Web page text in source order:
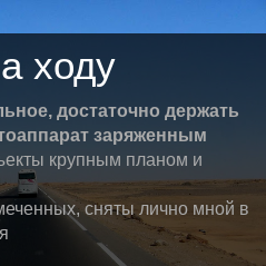
ходу
достаточно держать
заряженным
крупным планом и
сняты лично мной в